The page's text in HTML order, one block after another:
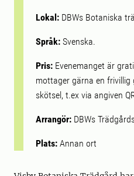
Lokal: DBWs Botaniska
Språk: Svenska.
Pris: Evenemanget är
mottager gärna en
skötsel, t.ex via angiven
Arrangör: DBWs
Plats: Annan ort